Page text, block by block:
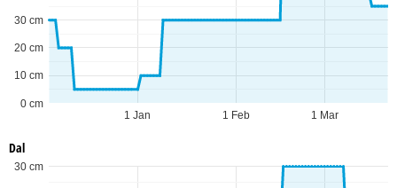
1 Jan 1 Feb 1 Mar
0 cm
10 cm
20 cm
30 cm
Dal
30 cm